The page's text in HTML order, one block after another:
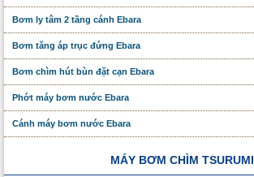
Bơm ly tâm 2 tầng cánh Ebara
Bơm tăng áp trục đứng Ebara
Bơm chìm hút bùn đặt cạn Ebara
Phớt máy bơm nước Ebara
Cánh máy bơm nước Ebara
MÁY BƠM CHÌM TSURUMI